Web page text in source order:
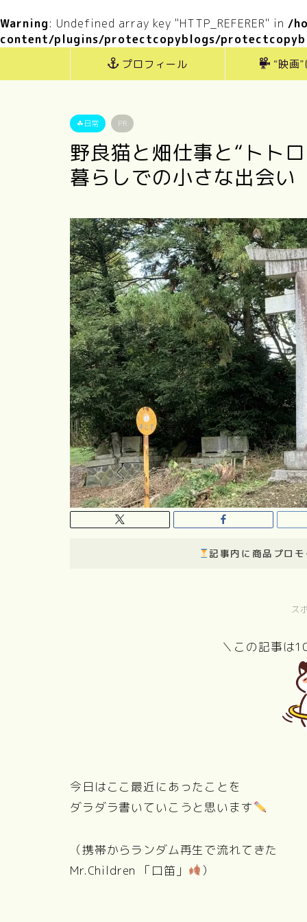
Warning: Undefined array key "HTTP_REFERER" in /
content/plugins/protectcopyblogs/
プロフィール “映画
☘日常 PR
野良猫と畑仕事と“トト
暮らしでの小さな出会い
記事内に商品プロ
ス
＼この記事は
今日はここ最近にあったことを
ダラダラ書いていこうと思います
（携帯からランダム再生で流れてきた
Mr.Children 「口笛」
）